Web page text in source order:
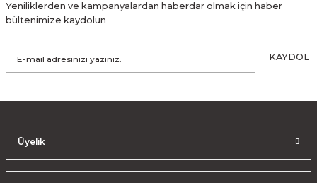
Yeniliklerden ve kampanyalardan haberdar olmak için haber
bültenimize kaydolun
KAYDOL
Üyelik